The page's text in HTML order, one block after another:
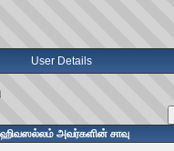
User Details
அவர்களின் சாவு